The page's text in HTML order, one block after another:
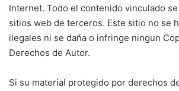
Internet. Todo el contenido vinculado
sitios web de terceros. Este sitio no se
ilegales ni se daña o infringe ningun
Derechos de Autor.
Si su material protegido por derechos